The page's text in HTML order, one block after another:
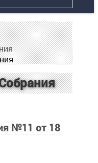
№11 от 18